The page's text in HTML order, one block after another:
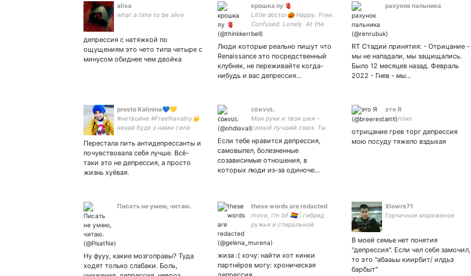
alisa
what a time to be alive
депрессия с натяжкой по
ощущениям это чето типа четыре с
минусом обиднее чем двойка
крошка лу 🫀
Little doctor🎃 Happy. Free.
Confused. Lonely. At the
same time. sun♉️/ moon♏️/
вымышлены и совпадения
случайны.
Люди которые реально пишут что
Renaissance это посредственный
клубняк, не переживайте когда-
нибудь и вас депрессия…
рахунок пальника
RT Стадии принятия: - Отрицание -
мы не нападали, мы защищались.
Было 12 месяцев назад. Февраль
2022 - Гнев - мы…
prosto Kalinina💙💛
#нетвойне #FreeNavalny🤟
нехай буде з нами сила
Перестала пить антидепрессанты и
почувствовала себя лучше. Всё-
таки это не депрессия, а просто
жизнь хуёвая.
ᴄᴏʀᴠᴜꜱ.
Мои руки и твоя шея -
самый лучший союз. Ты
entj-p
Если тебе нравится депрессия,
самовыпел, болезненные
созависимые отношения, в
которых люди из-за одиноче…
это Я
чел плиз
отрицание грев торг депрессия
мою посуду тяжело вздыхая
Писать не умею, читаю.
Ну фууу, какие мозгоправы? Туда
ходят только слабаки. Боль,
these words are redacted
move, I'm bi! 🏳️‍🌈 | гибрид
ружья и стиральной
she/none/whatever/it
жиза :( хочу: найти хот кинки
партнёров могу: хроническая
Xlowre71
Горчичное мороженое
В моей семье нет понятия
"депрессия". Если чел себя замочил,
то это "абааьы киирбит/ илдьэ
барбыт"